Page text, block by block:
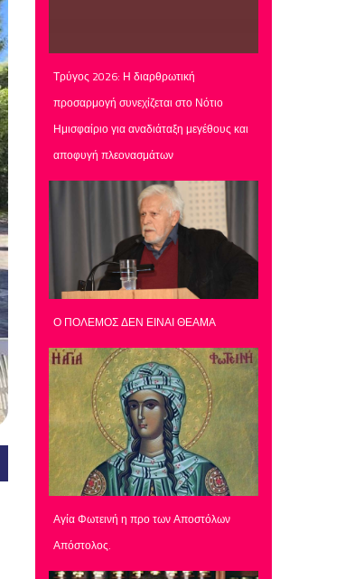
Τρύγος 2026: Η διαρθρωτική
προσαρμογή συνεχίζεται στο Νότιο
Ημισφαίριο για αναδιάταξη μεγέθους και
αποφυγή πλεονασμάτων
Ο ΠΟΛΕΜΟΣ ΔΕΝ ΕΙΝΑΙ ΘΕΑΜΑ
Αγία Φωτεινή η προ των Αποστόλων
Απόστολος.